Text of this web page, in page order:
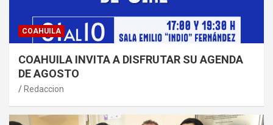
COAHUILA
COAHUILA INVITA A DISFRUTAR SU AGENDA
DE AGOSTO
Redaccion